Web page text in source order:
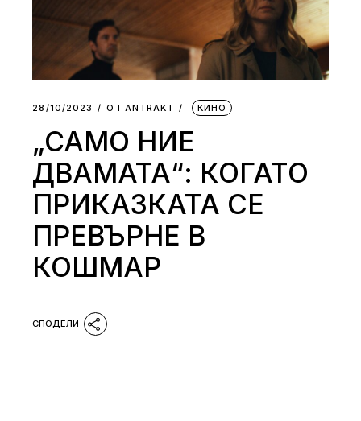
28/10/2023 ОТ АNTRAKT КИНО
„САМО НИЕ
ДВАМАТА“: КОГАТО
ПРИКАЗКАТА СЕ
ПРЕВЪРНЕ В
КОШМАР